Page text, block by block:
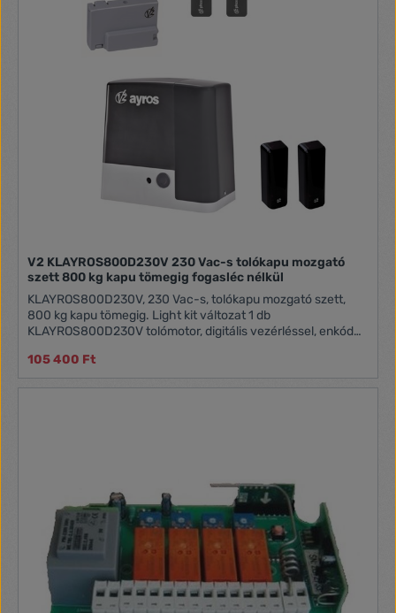
V2 KLAYROS800D230V 230 Vac-s tolókapu mozgató
szett 800 kg kapu tömegig fogasléc nélkül
KLAYROS800D230V, 230 Vac-s, tolókapu mozgató szett,
800 kg kapu tömegig. Light kit változat 1 db
KLAYROS800D230V tolómotor, digitális vezérléssel, enkóder
távirányító 433.92 MHz 1 db MR2 rádió vevő egység 433.92
MHz 1 pár SENSIVA-XS infrasorompó
105 400 Ft